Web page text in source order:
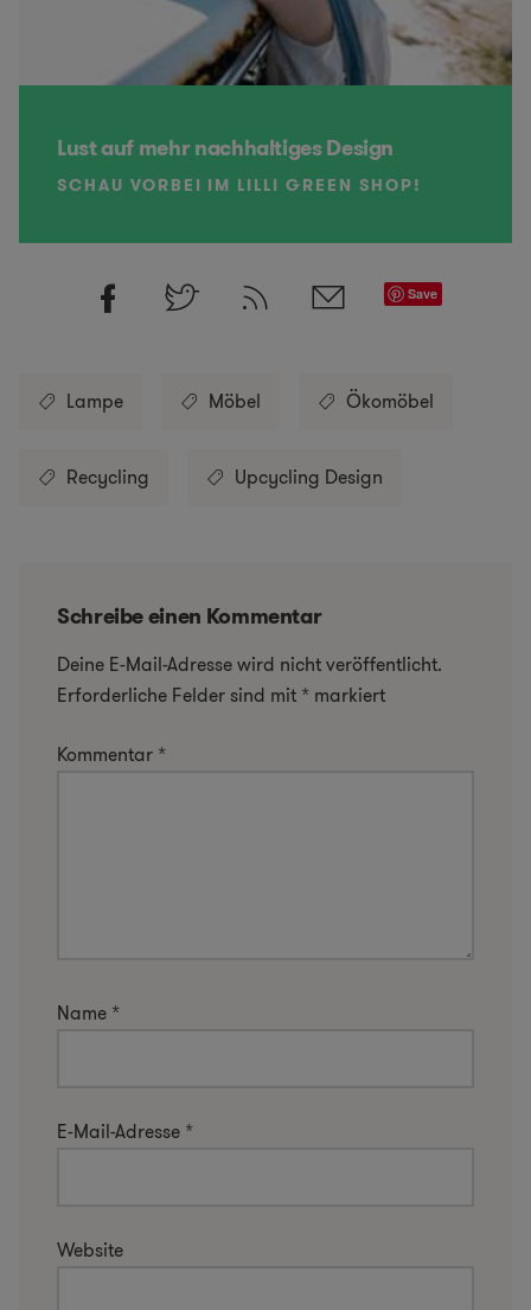
Lust auf mehr nachhaltiges Design
SCHAU VORBEI IM LILLI GREEN SHOP!
Save
Lampe Möbel Ökomöbel
Recycling Upcycling Design
Schreibe einen Kommentar
Deine E-Mail-Adresse wird nicht veröffentlicht.
Erforderliche Felder sind mit * markiert
Kommentar *
Name *
E-Mail-Adresse *
Website